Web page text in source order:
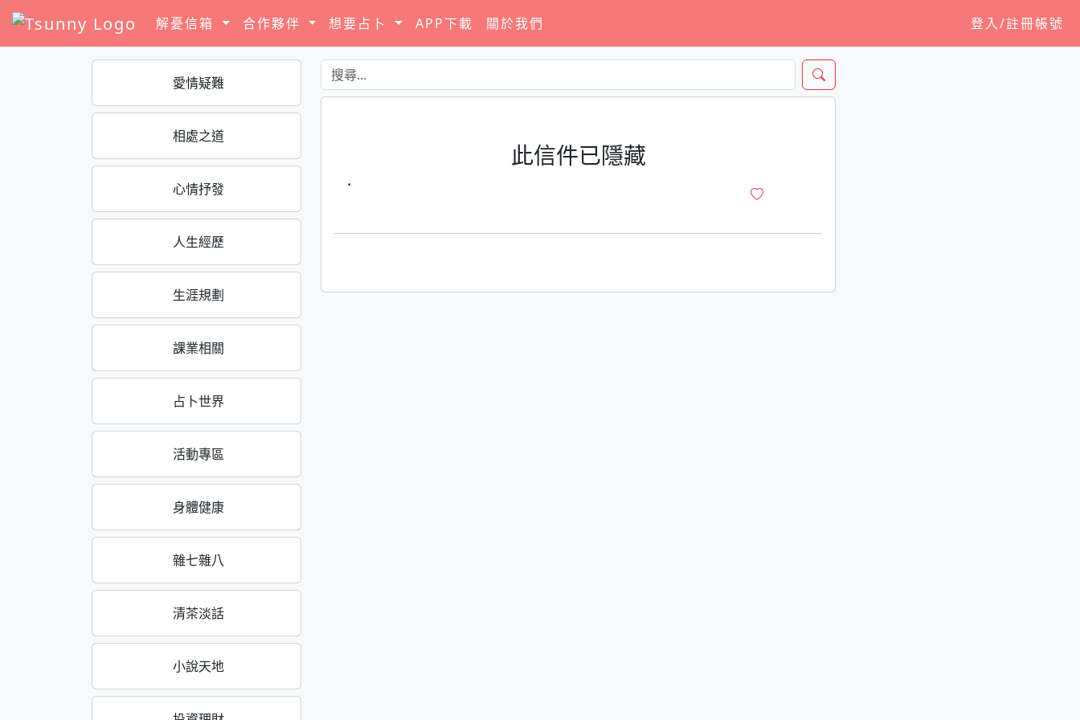
解憂信箱 合作夥伴 想要占卜 APP下載 關於我們 登入/註冊帳號
愛情疑難
相處之道
心情抒發
人生經歷
生涯規劃
課業相關
占卜世界
活動專區
身體健康
雜七雜八
清茶淡話
小說天地
此信件已隱藏
·